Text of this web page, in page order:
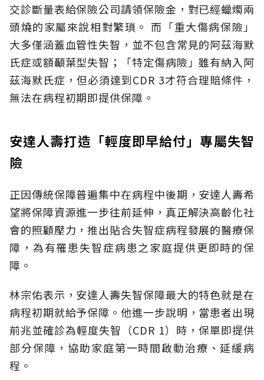
交診斷量表給保險公司請領保險金，對已經蠟燭兩
頭燒的家屬來說相對繁瑣。 而「重大傷病保險」
大多僅涵蓋血管性失智，並不包含常見的阿茲海默
氏症或額顳葉型失智；「特定傷病險」雖有納入阿
茲海默氏症，但必須達到CDR 3才符合理賠條件，
無法在病程初期即提供保障。
安達人壽打造「輕度即早給付」專屬失智
險
正因傳統保障普遍集中在病程中後期，安達人壽希
望將保障資源進一步往前延伸，真正解決高齡化社
會的照顧壓力，推出貼合失智症病程發展的醫療保
障，為有罹患失智症病患之家庭提供更即時的保
障。
林宗佑表示，安達人壽失智保障最大的特色就是在
病程初期就給予保障。他進一步說明，當患者出現
前兆並確診為輕度失智（CDR 1）時，保單即提供
部分保障，協助家庭第一時間啟動治療、延緩病
程。